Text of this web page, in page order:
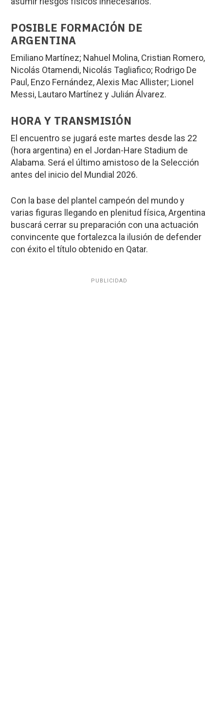
POSIBLE FORMACIÓN DE
ARGENTINA
Emiliano Martínez; Nahuel Molina, Cristian Romero,
Nicolás Otamendi, Nicolás Tagliafico; Rodrigo De
Paul, Enzo Fernández, Alexis Mac Allister; Lionel
Messi, Lautaro Martínez y Julián Álvarez.
HORA Y TRANSMISIÓN
El encuentro se jugará este martes desde las 22
(hora argentina) en el Jordan-Hare Stadium de
Alabama. Será el último amistoso de la Selección
antes del inicio del Mundial 2026.
Con la base del plantel campeón del mundo y
varias figuras llegando en plenitud física, Argentina
buscará cerrar su preparación con una actuación
convincente que fortalezca la ilusión de defender
con éxito el título obtenido en Qatar.
PUBLICIDAD